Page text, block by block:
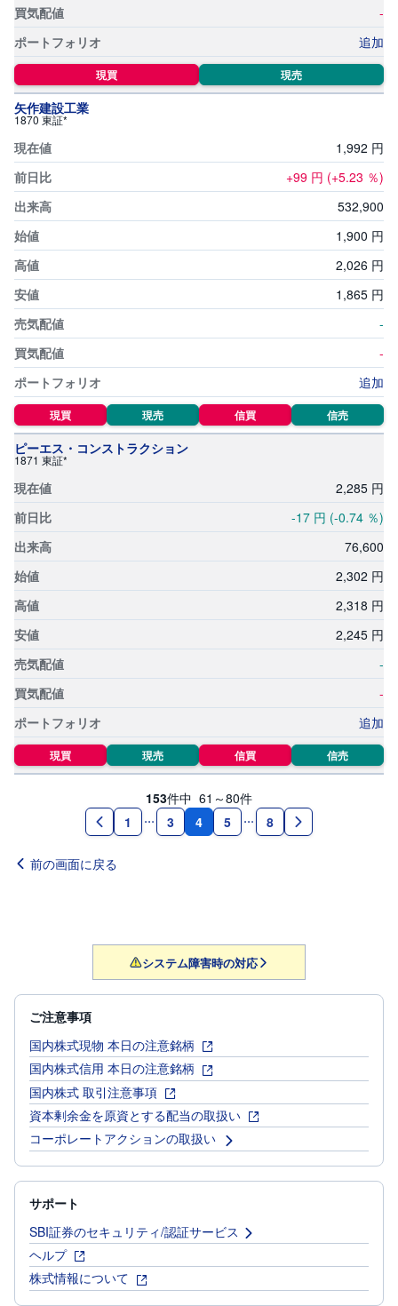
-
追加
現買 現売
矢作建設工業
1870 東証*
1,992 円
+99 円 (+5.23 ％)
532,900
1,900 円
2,026 円
1,865 円
-
-
追加
現買 現売 信買 信売
ピーエス・コンストラクション
1871 東証*
2,285 円
-17 円 (-0.74 ％)
76,600
2,302 円
2,318 円
2,245 円
-
-
追加
現買 現売 信買 信売
153件中 61～80件
1
3 4 5 8
前の画面に戻る
システム障害時の対応
ご注意事項
国内株式現物 本日の注意銘柄
国内株式信用 本日の注意銘柄
国内株式 取引注意事項
資本剰余金を原資とする配当の取扱い
コーポレートアクションの取扱い
サポート
SBI証券のセキュリティ/認証サービス
ヘルプ
株式情報について